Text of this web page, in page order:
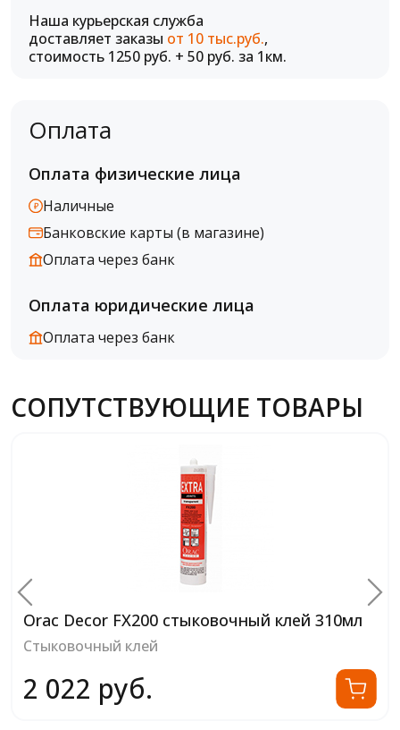
Наша курьерская служба
доставляет заказы от 10 тыс.руб.,
стоимость 1250 руб. + 50 руб. за 1км.
Оплата
Оплата физические лица
Наличные
Банковские карты (в магазине)
Оплата через банк
Оплата юридические лица
Оплата через банк
СОПУТСТВУЮЩИЕ ТОВАРЫ
Orac Decor FX200 стыковочный клей 310мл
Стыковочный клей
2 022 руб.